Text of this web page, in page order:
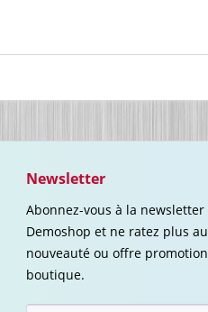
Newsletter
Abonnez-vous à la
Demoshop et ne ratez plus
nouveauté ou offre
boutique.